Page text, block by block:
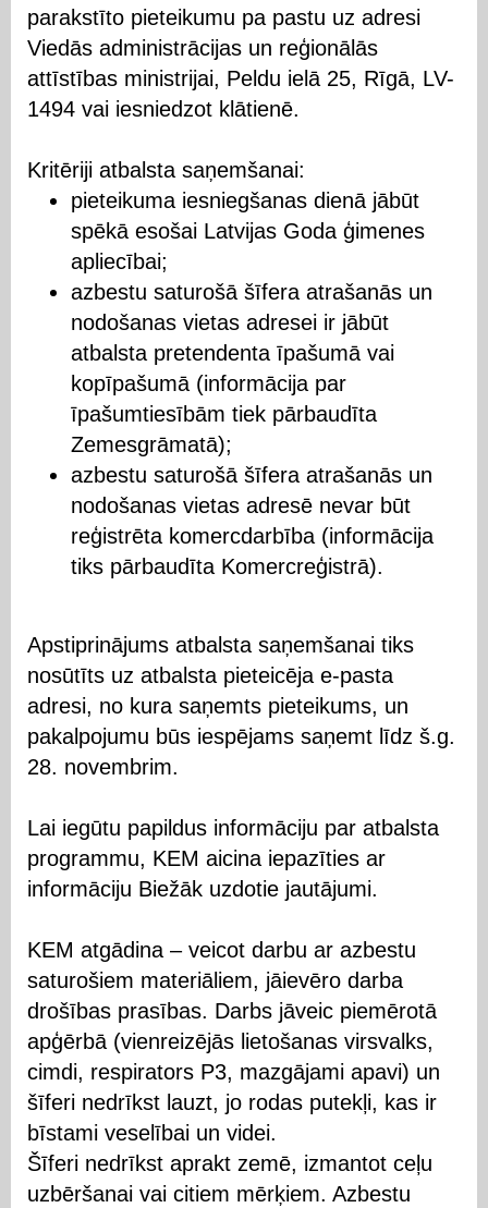
parakstīto pieteikumu pa pastu uz adresi
Viedās administrācijas un reģionālās
attīstības ministrijai, Peldu ielā 25, Rīgā, LV-
1494 vai iesniedzot klātienē.
Kritēriji atbalsta saņemšanai:
pieteikuma iesniegšanas dienā jābūt
spēkā esošai Latvijas Goda ģimenes
apliecībai;
azbestu saturošā šīfera atrašanās un
nodošanas vietas adresei ir jābūt
atbalsta pretendenta īpašumā vai
kopīpašumā (informācija par
īpašumtiesībām tiek pārbaudīta
Zemesgrāmatā);
azbestu saturošā šīfera atrašanās un
nodošanas vietas adresē nevar būt
reģistrēta komercdarbība (informācija
tiks pārbaudīta Komercreģistrā).
Apstiprinājums atbalsta saņemšanai tiks
nosūtīts uz atbalsta pieteicēja e-pasta
adresi, no kura saņemts pieteikums, un
pakalpojumu būs iespējams saņemt līdz š.g.
28. novembrim.
Lai iegūtu papildus informāciju par atbalsta
programmu, KEM aicina iepazīties ar
informāciju Biežāk uzdotie jautājumi.
KEM atgādina – veicot darbu ar azbestu
saturošiem materiāliem, jāievēro darba
drošības prasības. Darbs jāveic piemērotā
apģērbā (vienreizējās lietošanas virsvalks,
cimdi, respirators P3, mazgājami apavi) un
šīferi nedrīkst lauzt, jo rodas putekļi, kas ir
bīstami veselībai un videi.
Šīferi nedrīkst aprakt zemē, izmantot ceļu
uzbēršanai vai citiem mērķiem. Azbestu